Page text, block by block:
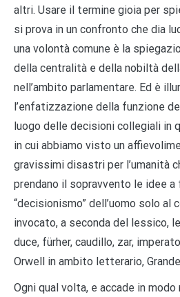
altri. Usare il termine gioia per
si prova in un confronto che dia
una volontà comune è la
della centralità e della nobiltà
nell’ambito parlamentare. Ed è
l’enfatizzazione della funzione
luogo delle decisioni collegiali in
in cui abbiamo visto un
gravissimi disastri per l’umanità
prendano il sopravvento le idee a
“decisionismo” dell’uomo solo al
invocato, a seconda del lessico,
duce, fürher, caudillo, zar,
Orwell in ambito letterario,
Ogni qual volta, e accade in